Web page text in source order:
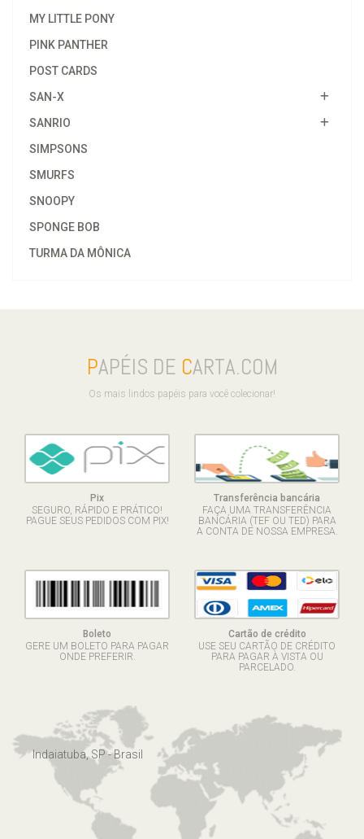
MY LITTLE PONY
PINK PANTHER
POST CARDS
SAN-X
SANRIO
SIMPSONS
SMURFS
SNOOPY
SPONGE BOB
TURMA DA MÔNICA
PAPÉIS DE CARTA.COM
Os mais lindos papéis para você colecionar!
Pix
SEGURO, RÁPIDO E PRÁTICO!
PAGUE SEUS PEDIDOS COM PIX!
Transferência bancária
FAÇA UMA TRANSFERÊNCIA
BANCÁRIA (TEF OU TED) PARA
A CONTA DE NOSSA EMPRESA.
Boleto
GERE UM BOLETO PARA PAGAR
ONDE PREFERIR.
Cartão de crédito
USE SEU CARTÃO DE CRÉDITO
PARA PAGAR À VISTA OU
PARCELADO.
Indaiatuba, SP - Brasil